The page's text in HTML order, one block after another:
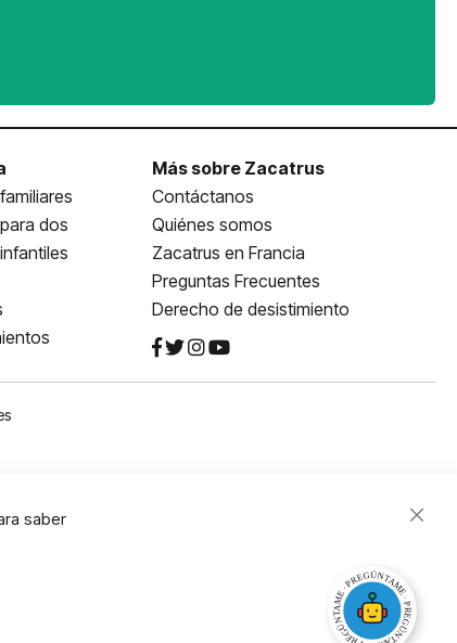
dos
Más sobre Zacatrus
Contáctanos
Quiénes somos
Zacatrus en Francia
Preguntas Frecuentes
Derecho de desistimiento
saber